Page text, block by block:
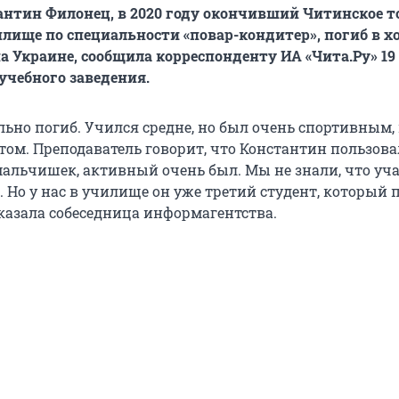
Филонец, в 2020 году окончивший Читинское
по специальности «повар-кондитер», погиб в
Украине, сообщила корреспонденту ИА «Чита.Ру» 19
заведения.
погиб. Учился средне, но был очень
Преподаватель говорит, что Константин
активный очень был. Мы не знали, что
Но у нас в училище он уже третий студент, который
собеседница информагентства.